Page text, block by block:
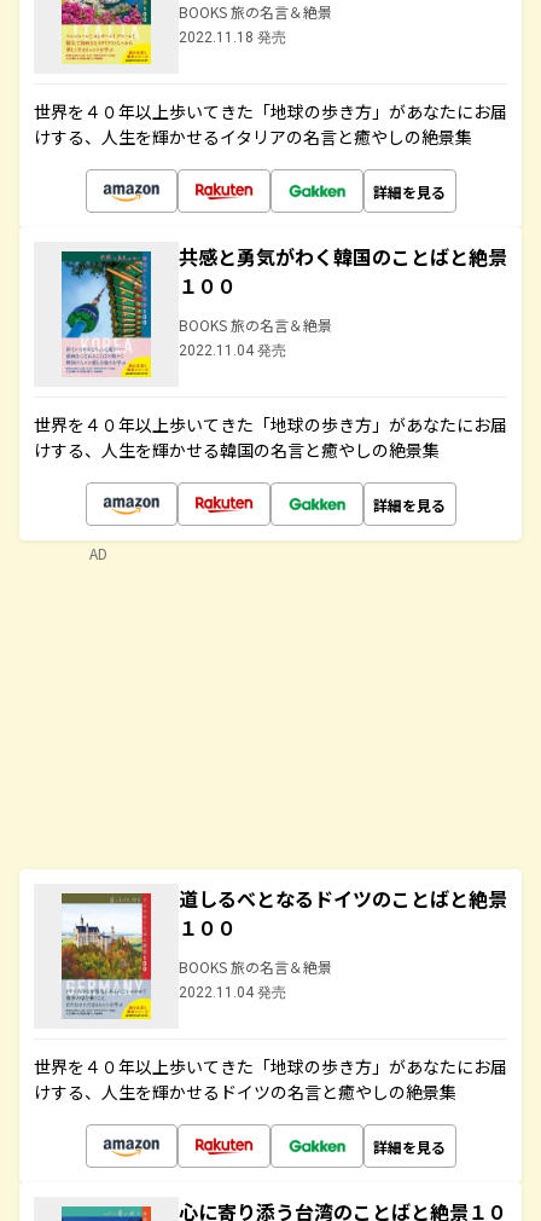
BOOKS 旅の名言＆絶景
2022.11.18 発売
世界を４０年以上歩いてきた「地球の歩き方」があなたにお届
けする、人生を輝かせるイタリアの名言と癒やしの絶景集
詳細を見る
共感と勇気がわく韓国のことばと絶景
１００
BOOKS 旅の名言＆絶景
2022.11.04 発売
世界を４０年以上歩いてきた「地球の歩き方」があなたにお届
けする、人生を輝かせる韓国の名言と癒やしの絶景集
詳細を見る
道しるべとなるドイツのことばと絶景
１００
BOOKS 旅の名言＆絶景
2022.11.04 発売
世界を４０年以上歩いてきた「地球の歩き方」があなたにお届
けする、人生を輝かせるドイツの名言と癒やしの絶景集
詳細を見る
心に寄り添う台湾のことばと絶景１０
AD